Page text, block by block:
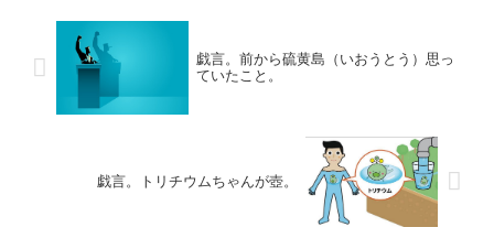
戯言。前から硫黄島（いおうとう）思っ
ていたこと。
戯言。トリチウムちゃんが壺。